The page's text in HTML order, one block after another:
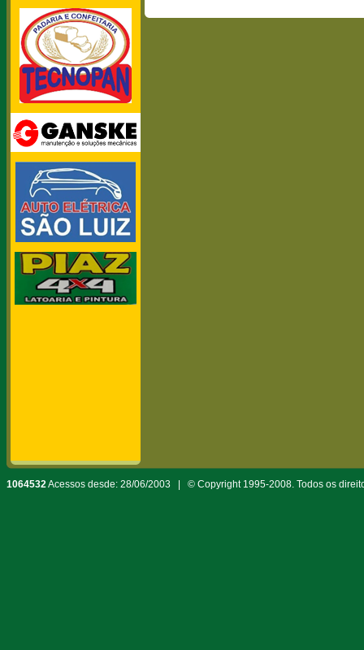
1064532Acessos desde: 28/06/2003 | © Copyright 1995-2008. Todos os